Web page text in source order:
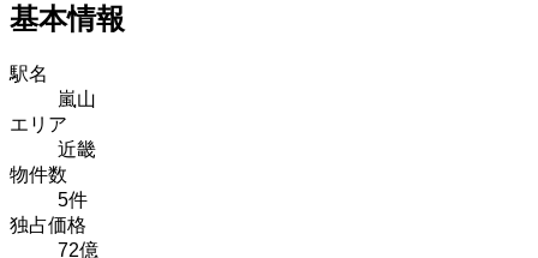
基本情報
駅名
嵐山
エリア
近畿
物件数
5件
独占価格
72億